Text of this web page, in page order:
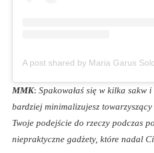
MMK: Spakowałaś się w kilka sakw
bardziej minimalizujesz
Twoje podejście do rzeczy podczas
niepraktyczne gadżety, które nadal